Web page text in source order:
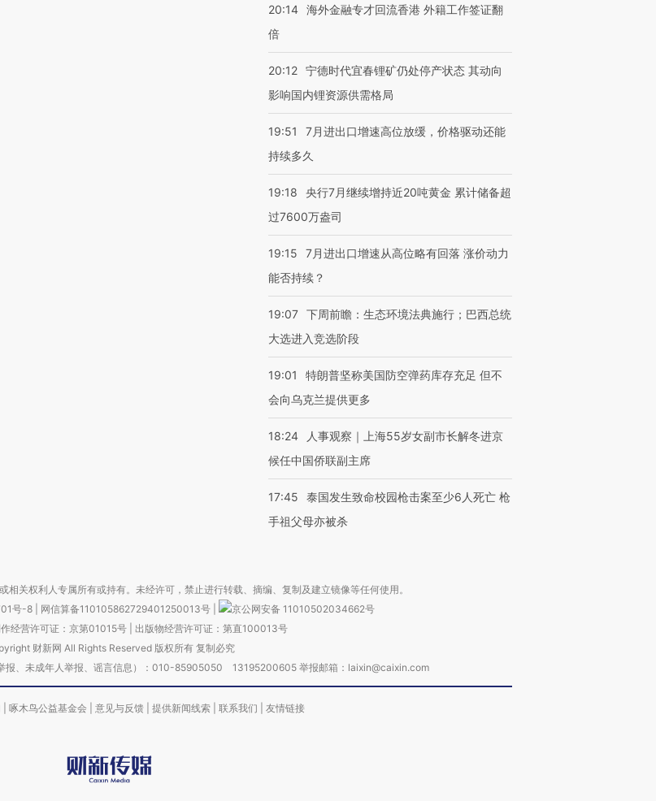
20:14 海外金融专才回流香港 外籍工作签证翻
倍
20:12 宁德时代宜春锂矿仍处停产状态 其动向
影响国内锂资源供需格局
19:51
7月进出口增速高位放缓，价格驱动还能
持续多久
19:18
央行7月继续增持近20吨黄金 累计储备超
过7600万盎司
19:15
7月进出口增速从高位略有回落 涨价动力
能否持续？
19:07 下周前瞻：生态环境法典施行；巴西总统
大选进入竞选阶段
19:01
特朗普坚称美国防空弹药库存充足 但不
会向乌克兰提供更多
18:24
人事观察｜上海55岁女副市长解冬进京
候任中国侨联副主席
17:45
泰国发生致命校园枪击案至少6人死亡 枪
手祖父母亦被杀
相关权利人专属所有或持有。未经许可，禁止进行转载、摘编、复制及建立镜像等任何使用。
号-8 网信算备110105862729401250013号
京公网安备 11010502034662号
经营许可证：京第01015号| 出版物经营许可证：第直100013号
财新网 All Rights Reserved 版权所有 复制必究
报、未成年人举报、谣言信息）：010-85905050 13195200605 举报邮箱：laixin@caixin.com
啄木鸟公益基金会 意见与反馈 提供新闻线索 联系我们 友情链接